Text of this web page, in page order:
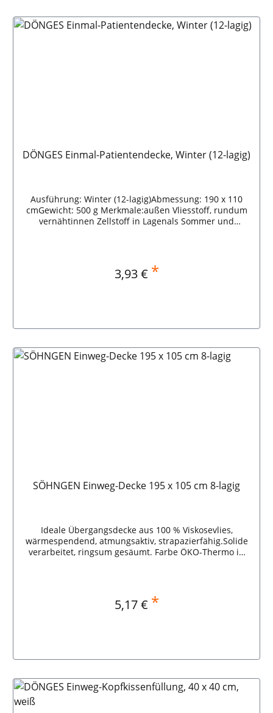
DÖNGES Einmal-Patientendecke, Winter (12-lagig)
Ausführung: Winter (12-lagig)Abmessung: 190 x 110
cmGewicht: 500 g Merkmale:außen Vliesstoff, rundum
vernähtinnen Zellstoff in Lagenals Sommer und
Patientendecke, Winter (12-lagig)
Regulärer Preis:
3,93 € *
In den Warenkorb
SÖHNGEN Einweg-Decke 195 x 105 cm 8-lagig
Ideale Übergangsdecke aus 100 % Viskosevlies,
wärmespendend, atmungsaktiv, strapazierfähig.Solide
verarbeitet, ringsum gesäumt. Farbe ÖKO-Thermo in
Regulärer Preis:
5,17 € *
In den Warenkorb